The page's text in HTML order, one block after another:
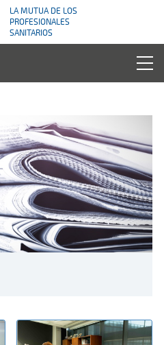
LA MUTUA DE LOS
PROFESIONALES
SANITARIOS